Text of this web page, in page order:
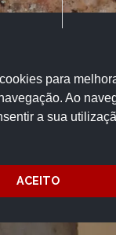
para
Ao
a sua
ACEITO
do Côa
MC